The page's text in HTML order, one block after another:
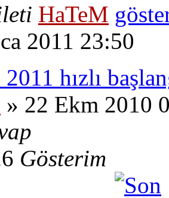
HaTeM
2011 23:50
hızlı
» 22 Ekm 2010
Gösterim